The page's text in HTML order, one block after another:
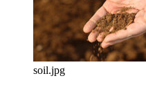
soil.jpg